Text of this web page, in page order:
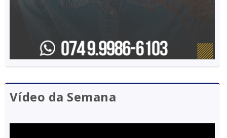
Vídeo da Semana